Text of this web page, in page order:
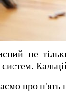
не
систем.
про п'ять